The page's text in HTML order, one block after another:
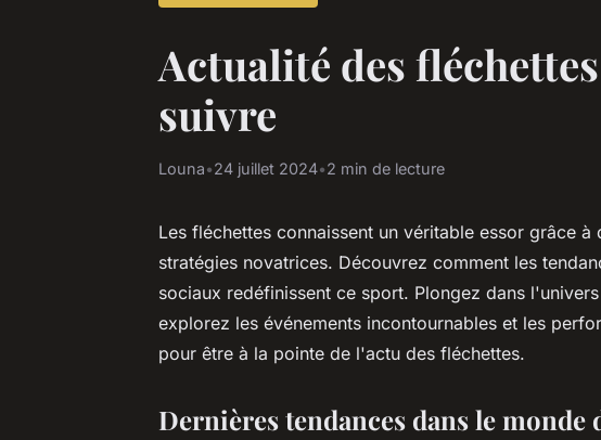
Actualité des
suivre
Louna•24 juillet 2024•2 min de lecture
Les fléchettes connaissent un véritable essor grâce
stratégies novatrices. Découvrez comment les
sociaux redéfinissent ce sport. Plongez dans
explorez les événements incontournables et les
pour être à la pointe de l'actu des fléchettes.
Dernières tendances dans le monde